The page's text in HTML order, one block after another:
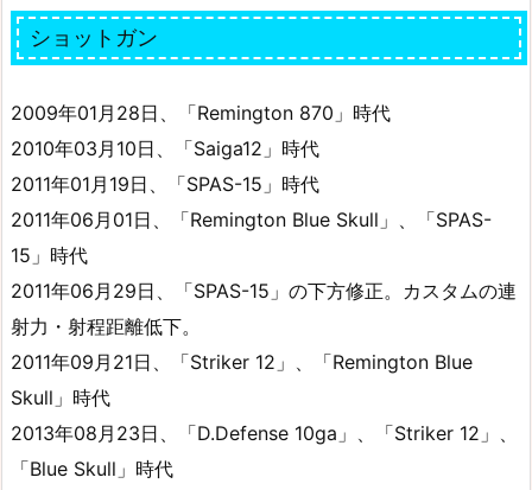
ショットガン
2009年01月28日、「Remington 870」時代
2010年03月10日、「Saiga12」時代
2011年01月19日、「SPAS-15」時代
2011年06月01日、「Remington Blue Skull」、「SPAS-
15」時代
2011年06月29日、「SPAS-15」の下方修正。カスタムの連
射力・射程距離低下。
2011年09月21日、「Striker 12」、「Remington Blue
Skull」時代
2013年08月23日、「D.Defense 10ga」、「Striker 12」、
「Blue Skull」時代